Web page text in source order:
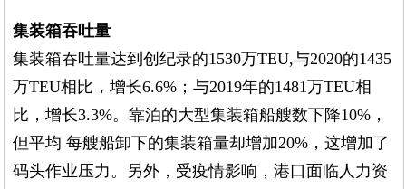
集装箱吞吐量
集装箱吞吐量达到创纪录的1530万TEU,与2020的1435
万TEU相比，增长6.6%；与2019年的1481万TEU相
比，增长3.3%。靠泊的大型集装箱船艘数下降10%，
但平均 每艘船卸下的集装箱量却增加20%，这增加了
码头作业压力。另外，受疫情影响，港口面临人力资